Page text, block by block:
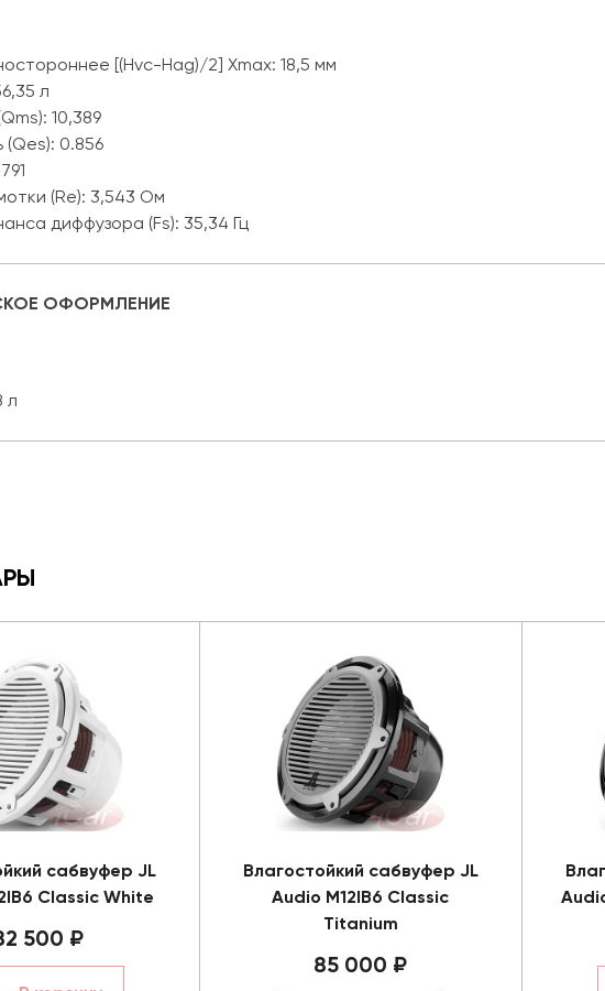
[(Hvc-Hag)/2] Xmax: 18,5 мм
л
10,389
0.856
(Re): 3,543 Ом
диффузора (Fs): 35,34 Гц
ОФОРМЛЕНИЕ
л
сабвуфер JL
Classic White
500 ₽
Влагостойкий сабвуфер JL
Audio M12IB6 Classic
Titanium
85 000 ₽